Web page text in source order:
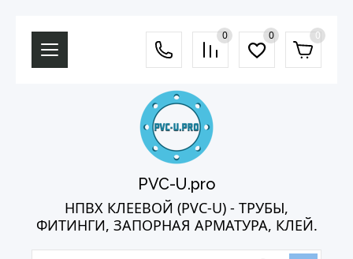
0 0 0
PVC-U.pro
НПВХ КЛЕЕВОЙ (PVC-U) - ТРУБЫ,
ФИТИНГИ, ЗАПОРНАЯ АРМАТУРА, КЛЕЙ.